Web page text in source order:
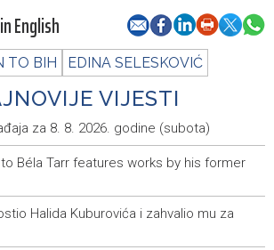
English
TO BIH EDINA SELESKOVIĆ
VIJESTI
za 8. 8. 2026. godine (subota)
Béla Tarr features works by his former
Halida Kuburovića i zahvalio mu za